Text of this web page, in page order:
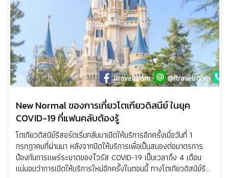
New Normal ของการเที่ยวโตเกียวดิสนีย์ ในยุค
COVID-19 ที่แฟนคลับต้องรู้
โตเกียวดิสนีย์รีสอร์ตเริ่มกลับมาเปิดให้บริการอีกครั้งเมื่อวันที่ 1
กรกฎาคมที่ผ่านมา หลังจากปิดให้บริการเพื่อเป็นสนองต่อมาตรการ
ป้องกันการแพร่ระบาดของไวรัส COVID-19 เป็นเวลาถึง 4 เดือน
แน่นอนว่าการเปิดให้บริการใหม่อีกครั้งในตอนนี้ ทางโตเกียวดิสนีย์รี